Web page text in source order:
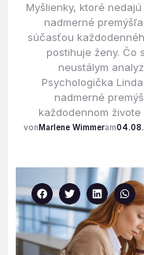
Myšlienky, ktoré
nadmerné
súčasťou
postihuje ženy. Čo
neustálym
Psychologička
nadmerné
každodennom
Marlene Wimmer